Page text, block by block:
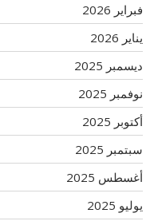
فبراير 2026
يناير 2026
ديسمبر 2025
نوفمبر 2025
أكتوبر 2025
سبتمبر 2025
أغسطس 2025
يوليو 2025